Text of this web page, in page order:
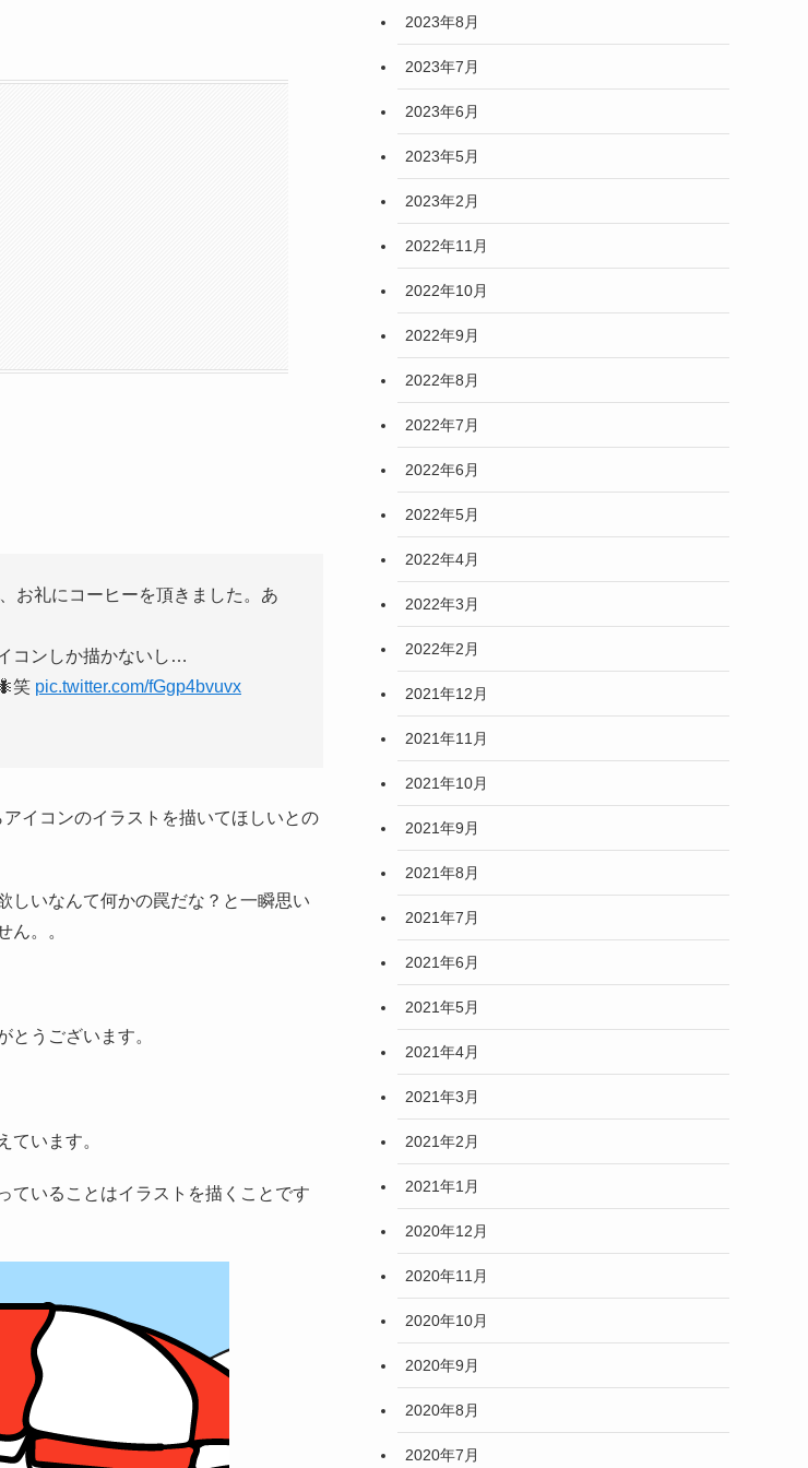
お礼にコーヒーを頂きました。あ
コンしか描かないし…
笑 pic.twitter.com/fGgp4bvuvx
アイコンのイラストを描いてほしいとの
しいなんて何かの罠だな？と一瞬思い
ん。。
うございます。
ています。
ていることはイラストを描くことです
2023年8月
2023年7月
2023年6月
2023年5月
2023年2月
2022年11月
2022年10月
2022年9月
2022年8月
2022年7月
2022年6月
2022年5月
2022年4月
2022年3月
2022年2月
2021年12月
2021年11月
2021年10月
2021年9月
2021年8月
2021年7月
2021年6月
2021年5月
2021年4月
2021年3月
2021年2月
2021年1月
2020年12月
2020年11月
2020年10月
2020年9月
2020年8月
2020年7月